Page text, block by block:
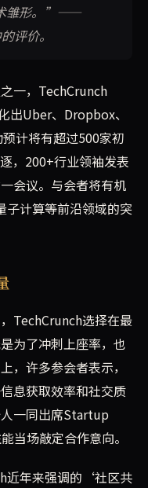
术雏形。”——
评价。
一，TechCrunch
出Uber、Dropbox、
计将有超过500家初
，200+行业领袖发表
会议。与会者将有机
子计算等前沿领域的突
TechCrunch选择在最
为了冲刺上座率，也
许多参会者表示，
息获取效率和社交质
一同出席Startup
当场敲定合作意向。
近年来强调的‘社区共